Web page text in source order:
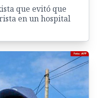
que evitó que
en un hospital